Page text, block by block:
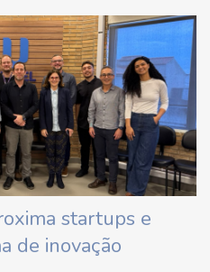
startups e
de inovação